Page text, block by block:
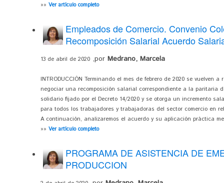
»» Ver artículo completo
Empleados de Comercio. Convenio
Recomposición Salarial Acuerdo
13 de abril de 2020 ,por Medrano, Marcela
INTRODUCCIÓN Terminando el mes de febrero de 2020 se vuelven
negociar una recomposición salarial correspondiente a la paritaria
solidario fijado por el Decreto 14/2020 y se otorga un incremento
para todos los trabajadores y trabajadoras del sector comercio en
A continuación, analizaremos el acuerdo y su aplicación práctica
»» Ver artículo completo
PROGRAMA DE ASISTENCIA DE
PRODUCCION